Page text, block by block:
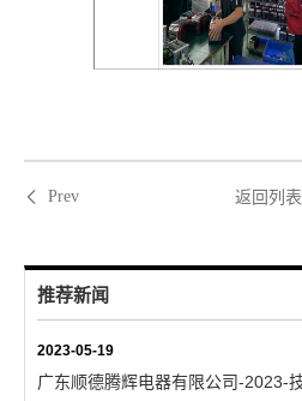
Prev 返回列表
推荐新闻
2023-05-19
广东顺德腾辉电器有限公司-2023-